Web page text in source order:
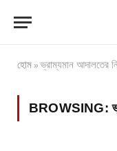
হোম » ভ্রাম্যমান আদালতের
BROWSING: